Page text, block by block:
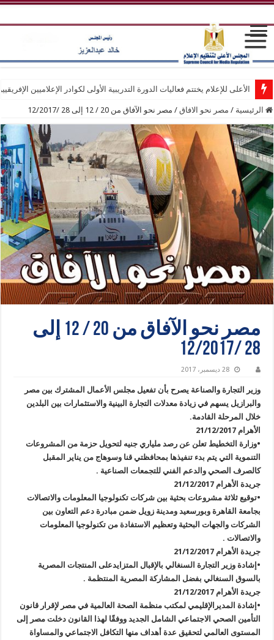
الأعلى للإعلام يختتم فعاليات الدورة التدريبية الأولى لكوادر الإعلاميين
انطلاق فعاليات الدورة التدريبية الأولى لكوادر الإعلاميين الإفريقيين بمركز
الرئيسية / مصر نحو الافاق / مصر نحو الآفاق من 20 / 12 إلى 28 /12/2017
مصر نحو الآفاق من 20 / 12 إلى
28 /12/2017
28 ديسمبر، 2017
وزير التجارة والصناعة يصرح بأن تفعيل مجلس الأعمال المشترك بين مصر
والبرازيل يسهم في زيادة معدلات التجارة البينية والاستثمارات بين البلدين
خلال المرحلة القادمة.
الأهرام 21/12/2017
•وزارة التخطيط تعلن عن رصد ملياري جنيه لتحويل حزمة من المشروعات
التنموية التي يتم بدء تنفيذها بمحافظتي قنا وسوهاج من يناير المقبل
كالصرف الصحي والدعم الفني للتجمعات الصناعية .
جريدة الأهرام 21/12/2017
•توقيع ثلاثة مشروعات بحثية بين شركات تكنولوجيا المعلومات والاتصالات
بجامعة القاهرة وبورسعيد ومدينة زويل ضمن مبادرة دعم التعاون بين
الشركات والجهات البحثية وتعظيم الاستفادة من تكنولوجيا المعلومات
والاتصالات .
جريدة الأهرام 21/12/2017
•إشادة وزير التجارة السنغالي بالإقبال المتزايدعلى المنتجات المصرية
بالسوق السنغالي بفضل المشاركة المصرية المنتظمة .
جريدة الأهرام 21/12/2017
•إشادة المديرالإقليمي لمكتب منظمة الصحة العالمية في مصر لإقرار قانون
التأمين الصحي الاجتماعي الشامل الجديد ووفقًا لهذا القانون دخلت مصر إلى
المستوى العالمي لتحقيق عدة أهداف منها التكافل الاجتماعي والمساواة